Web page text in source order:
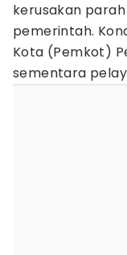
kerusakan
pemerintah.
Kota (Pemkot)
sementara